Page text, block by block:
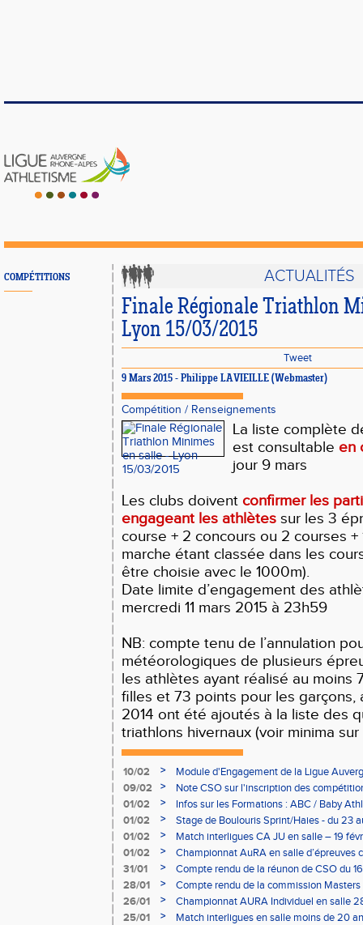
COMPÉTITIONS ACTUALITÉS
Finale Régionale Triathlon
Lyon 15/03/2015
Tweet
9 Mars 2015 - Philippe LAVIEILLE (Webmaster)
Compétition / Renseignements
La liste complète
est consultable en
jour 9 mars
Les clubs doivent confirmer les
engageant les athlètes sur les 3
course + 2 concours ou 2 courses +
marche étant classée dans les
être choisie avec le 1000m).
Date limite d’engagement des
mercredi 11 mars 2015 à 23h59
NB: compte tenu de l’annulation
météorologiques de plusieurs
les athlètes ayant réalisé au moins
filles et 73 points pour les garçons,
2014 ont été ajoutés à la liste des
triathlons hivernaux (voir minima
10/02 >
Module d'Engagement de la Ligue
09/02
>
Note CSO sur l'inscription des
01/02
>
Infos sur les Formations : ABC / Baby
01/02
>
Stage de Boulouris Sprint/Haies - du 23
01/02
>
Match interligues CA JU en salle – 19
01/02
>
Championnat AuRA en salle d’épreuves
- le 12 février
31/01 >
Compte rendu de la réunon de CSO du
28/01
>
Compte rendu de la commission
à Bourgoin
26/01 >
Championnat AURA Individuel en salle
25/01
>
Match interligues en salle moins de 20